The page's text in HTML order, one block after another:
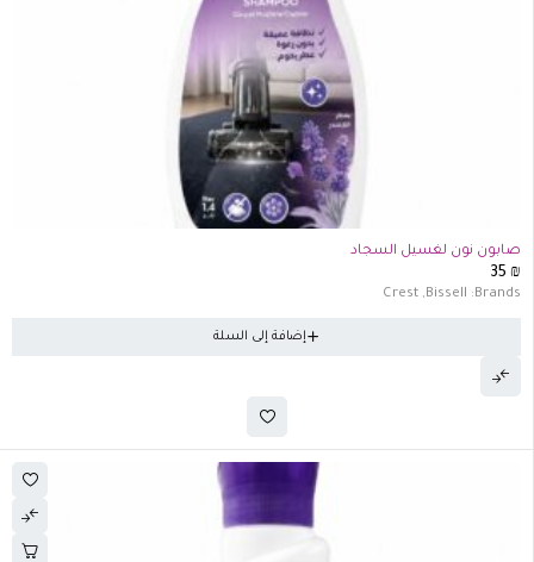
صابون نون لغسيل السجاد
35
Brands:
Bissell
,
Crest
إضافة إلى السلة